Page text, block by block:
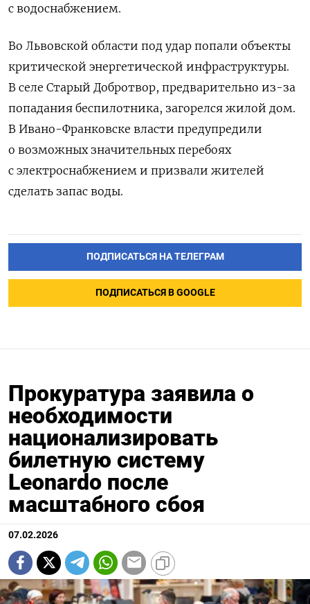
с водоснабжением.
Во Львовской области под удар попали объекты
критической энергетической инфраструктуры.
В селе Старый Добротвор, предварительно из-за
попадания беспилотника, загорелся жилой дом.
В Ивано-Франковске власти предупредили
о возможных значительных перебоях
с электроснабжением и призвали жителей
сделать запас воды.
ПОДПИСАТЬСЯ НА ТЕЛЕГРАМ
ПОДПИСАТЬСЯ В GOOGLE
Прокуратура заявила о
необходимости
национализировать
билетную систему
Leonardo после
масштабного сбоя
07.02.2026